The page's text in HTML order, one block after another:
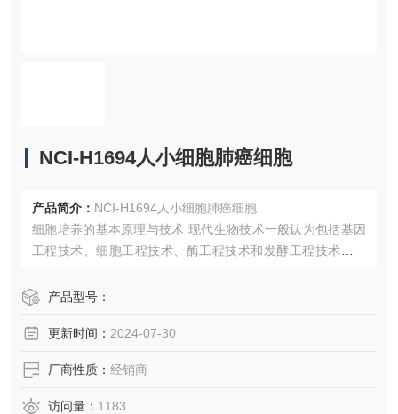
NCI-H1694人小细胞肺癌细胞
产品简介： NCI-H1694人小细胞肺癌细胞
细胞培养的基本原理与技术 现代生物技术一般认为包括基因
工程技术、细胞工程技术、酶工程技术和发酵工程技术，而
药领域的发展，细胞培养更具有特殊的作用和价值。
产品型号：
更新时间： 2024-07-30
厂商性质： 经销商
访问量： 1183